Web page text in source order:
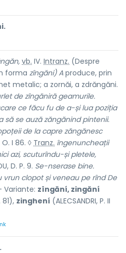
vb. IV. Intranz. (Despre
forma zîngăni) A produce, prin
metalic; a zornăi, a zdrăngăni.
de zîngăniră geamurile.
ce făcu fu de a-și lua poziția
să se auză zăngănind pintenii.
de la capre zăngănesc
O. I 86. ◊ Tranz. îngenuncheații
azi, scuturîndu-și pletele,
D. P. 9. Se-nserase bine.
vrun clopot și veneau pe rînd De
Variante: zîngăní, zingăní
81), zinghení (ALECSANDRI, P. II